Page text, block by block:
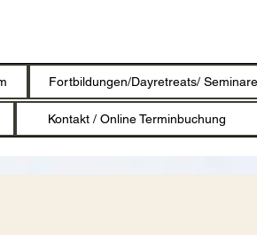
Fortbildungen/Dayretreats/ Seminare
Kontakt / Online Terminbuchung